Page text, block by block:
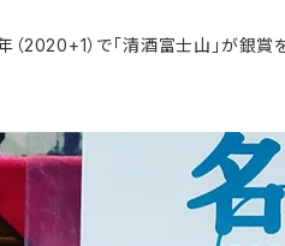
2020+1）で「清酒富士山」が銀賞